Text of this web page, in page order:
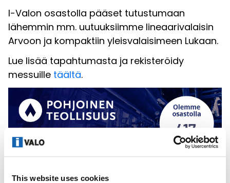
This website uses cookies
I-Valon osastolla pääset tutustumaan
lähemmin mm. uutuuksiimme lineaarivalaisin
Arvoon ja kompaktiin yleisvalaisimeen Lukaan.
Lue lisää tapahtumasta ja rekisteröidy
messuille täältä.